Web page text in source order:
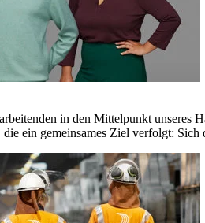
in den Mittelpunkt unseres
ein gemeinsames Ziel verfolgt: